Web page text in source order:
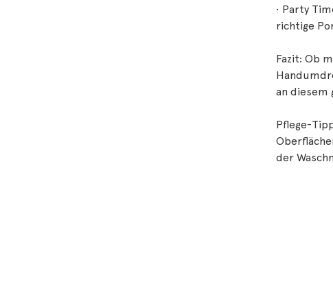
• Party
richtige
Fazit: Ob
an diesem
Pflege-
der